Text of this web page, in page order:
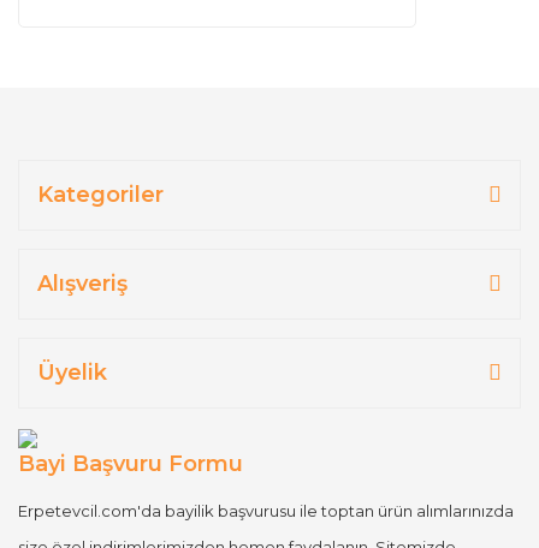
Kategoriler
Alışveriş
Üyelik
Bayi Başvuru Formu
Erpetevcil.com'da bayilik başvurusu ile toptan ürün alımlarınızda